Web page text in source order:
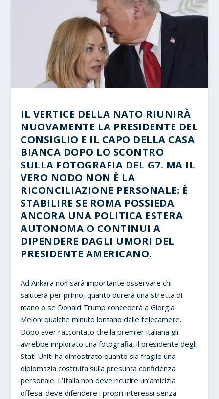
IL VERTICE DELLA NATO RIUNIRÀ
NUOVAMENTE LA PRESIDENTE DEL
CONSIGLIO E IL CAPO DELLA CASA
BIANCA DOPO LO SCONTRO
SULLA FOTOGRAFIA DEL G7. MA IL
VERO NODO NON È LA
RICONCILIAZIONE PERSONALE: È
STABILIRE SE ROMA POSSIEDA
ANCORA UNA POLITICA ESTERA
AUTONOMA O CONTINUI A
DIPENDERE DAGLI UMORI DEL
PRESIDENTE AMERICANO.
Ad Ankara non sarà importante osservare chi
saluterà per primo, quanto durerà una stretta di
mano o se Donald Trump concederà a Giorgia
Meloni qualche minuto lontano dalle telecamere.
Dopo aver raccontato che la premier italiana gli
avrebbe implorato una fotografia, il presidente degli
Stati Uniti ha dimostrato quanto sia fragile una
diplomazia costruita sulla presunta confidenza
personale. L’Italia non deve ricucire un’amicizia
offesa: deve difendere i propri interessi senza